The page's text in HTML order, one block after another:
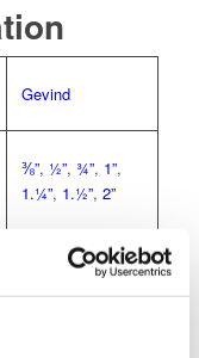
Gevind
⅜”, ½”, ¾”, 1”,
1.¼”, 1.½”, 2”
Rustfri, AISI316